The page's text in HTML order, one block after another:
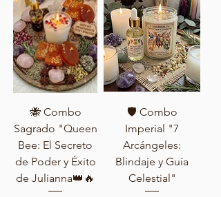
🐝 Combo
Sagrado "Queen
Bee: El Secreto
de Poder y Éxito
de Julianna👑🔥
🛡️ Combo
Imperial "7
Arcángeles:
Blindaje y Guía
Celestial"